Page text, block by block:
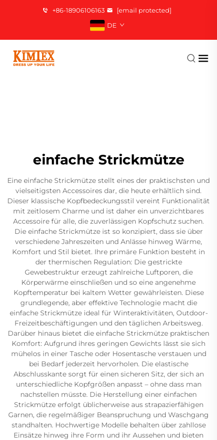
+86-18906106163
[email protected]
DE
einfache Strickmütze
Eine einfache Strickmütze stellt eines der praktischsten und
vielseitigsten Accessoires dar, die heute erhältlich sind.
Dieser klassische Kopfbedeckungsstil vereint Funktionalität
mit zeitlosem Charme und ist daher ein unverzichtbares
Accessoire für alle, die zuverlässigen Kopfschutz suchen.
Die einfache Strickmütze ist so konzipiert, dass sie über
verschiedene Jahreszeiten und Anlässe hinweg Wärme,
Komfort und Stil bietet. Ihre primäre Funktion besteht in
der thermischen Regulation: Die gestrickte
Gewebestruktur erzeugt zahlreiche Luftporen, die
Körperwärme einschließen und so eine angenehme
Kopftemperatur bei kaltem Wetter gewährleisten. Diese
grundlegende, aber effektive Technologie macht die
einfache Strickmütze ideal für Winteraktivitäten, Outdoor-
Freizeitbeschäftigungen und den täglichen Arbeitsweg.
Darüber hinaus bietet die einfache Strickmütze praktischen
Komfort: Aufgrund ihres geringen Gewichts lässt sie sich
mühelos in einer Tasche oder Hosentasche verstauen und
bei Bedarf jederzeit hervorholen. Die elastische
Abschlusskante sorgt für einen sicheren Sitz, der sich an
unterschiedliche Kopfgrößen anpasst – ohne dass man
nachstellen müsste. Die Herstellung einer einfachen
Strickmütze erfolgt üblicherweise aus strapazierfähigen
Garnen, die regelmäßiger Beanspruchung und Waschgang
standhalten. Hochwertige Modelle behalten über zahllose
Einsätze hinweg ihre Form und ihr Aussehen und bieten